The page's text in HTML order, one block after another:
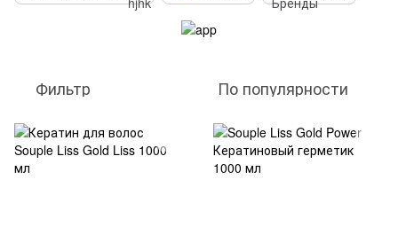
Фильтр По популярности